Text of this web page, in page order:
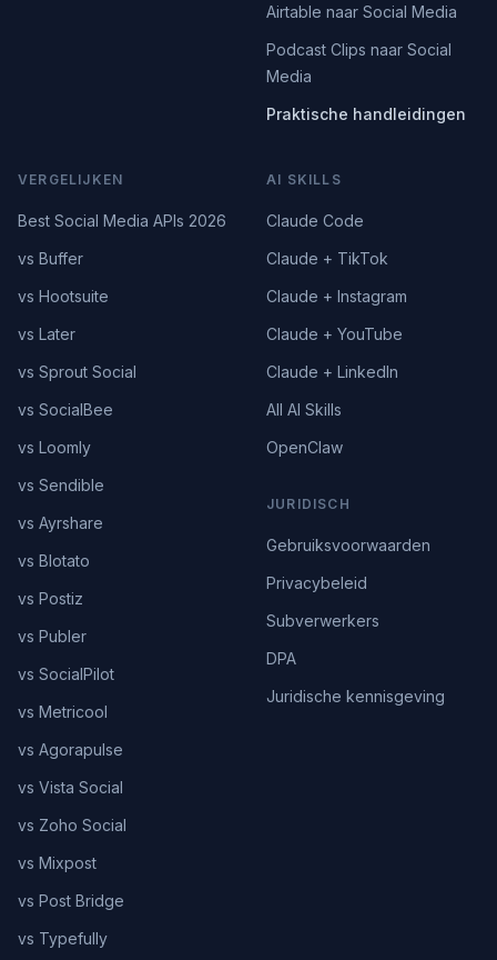
Airtable naar Social Media
Podcast Clips naar Social
Media
Praktische handleidingen
VERGELIJKEN
Best Social Media APIs 2026
vs Buffer
vs Hootsuite
vs Later
vs Sprout Social
vs SocialBee
vs Loomly
vs Sendible
vs Ayrshare
vs Blotato
vs Postiz
vs Publer
vs SocialPilot
vs Metricool
vs Agorapulse
vs Vista Social
vs Zoho Social
vs Mixpost
vs Post Bridge
vs Typefully
AI SKILLS
Claude Code
Claude + TikTok
Claude + Instagram
Claude + YouTube
Claude + LinkedIn
All AI Skills
OpenClaw
JURIDISCH
Gebruiksvoorwaarden
Privacybeleid
Subverwerkers
DPA
Juridische kennisgeving